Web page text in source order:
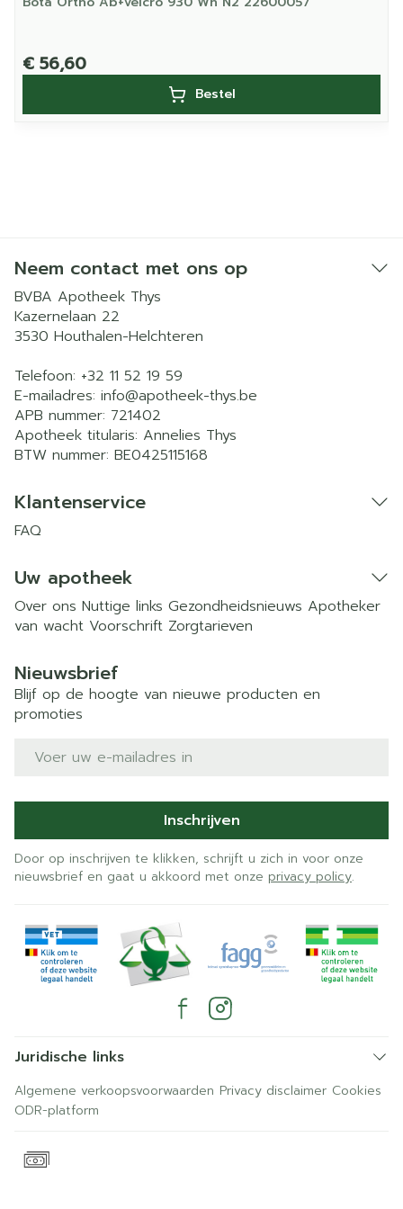
€ 56,60
Bestel
Neem contact met ons op
BVBA Apotheek Thys
Kazernelaan 22
3530 Houthalen-Helchteren
Telefoon: +32 11 52 19 59
E-mailadres: info@apotheek-thys.be
APB nummer: 721402
Apotheek titularis: Annelies Thys
BTW nummer: BE0425115168
Klantenservice
FAQ
Uw apotheek
Over ons Nuttige links Gezondheidsnieuws Apotheker
van wacht Voorschrift Zorgtarieven
Nieuwsbrief
Blijf op de hoogte van nieuwe producten en
promoties
E-mail adres
Inschrijven
Door op inschrijven te klikken, schrijft u zich in voor onze
nieuwsbrief en gaat u akkoord met onze privacy policy.
Juridische links
Algemene verkoopsvoorwaarden Privacy disclaimer Cookies
ODR-platform